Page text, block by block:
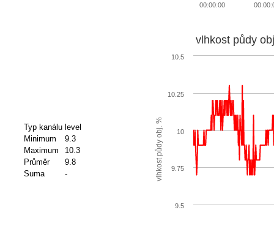
00:00:00
Typ kanálu level
Minimum
9.3
Maximum
10.3
Průměr
9.8
Suma
- vlhkost půdy obj. %
vlhkost půdy
9.5
9.75
10
10.25
10.5